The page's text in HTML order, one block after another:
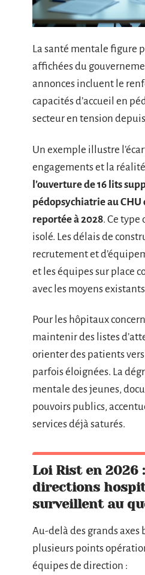
La santé mentale figure
affichées du
annonces incluent le
capacités d’accueil en
secteur en tension
Un exemple illustre
engagements et la
l’ouverture de 16 lits
pédopsychiatrie au CHU
reportée à 2028. Ce type
isolé. Les délais de
recrutement et
et les équipes sur place
avec les moyens
Pour les hôpitaux
maintenir des listes
orienter des patients
parfois éloignées. La
mentale des jeunes,
pouvoirs publics,
services déjà saturés.
Loi Rist en 2026
directions
surveillent au
Au-delà des grands axes
plusieurs points
équipes de direction :